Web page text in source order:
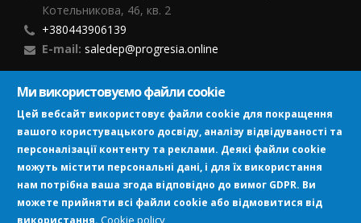
Котельникова, 46, кв. 2
+380443906139
E-mail: saledep@progresia.online
ПІДПИСУЙСЯ
Image
Ми використовуємо файли cookie
Цей вебсайт використовує файли cookie для покращення
вашого користувацького досвіду, аналізу відвідуваності та
персоналізації контенту та реклами. Деякі файли cookie
можуть містити персональні дані, і для їх використання
нам потрібна ваша згода відповідно до вимог GDPR. Ви
можете прийняти всі файли cookie або відмовитися від
використання. Cookie policy